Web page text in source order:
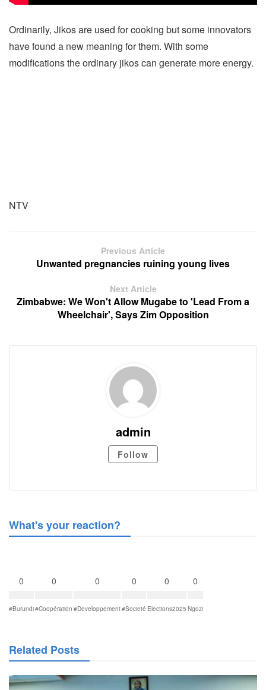
Ordinarily, Jikos are used for cooking but some innovators
have found a new meaning for them. With some
modifications the ordinary jikos can generate more energy.
NTV
Previous Article
Unwanted pregnancies ruining young lives
Next Article
Zimbabwe: We Won't Allow Mugabe to 'Lead From a
Wheelchair', Says Zim Opposition
admin
Follow
What's your reaction?
0
#Burundi
0
#Coopération
0
#Developpement
0
#Societé
0
Elections2025
0
Ngozi
Related Posts